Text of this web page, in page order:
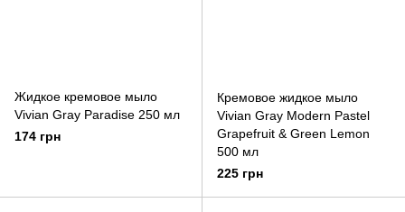
Жидкое кремовое мыло
Vivian Gray Paradise 250 мл
174 грн
Кремовое жидкое мыло
Vivian Gray Modern Pastel
Grapefruit & Green Lemon
500 мл
225 грн